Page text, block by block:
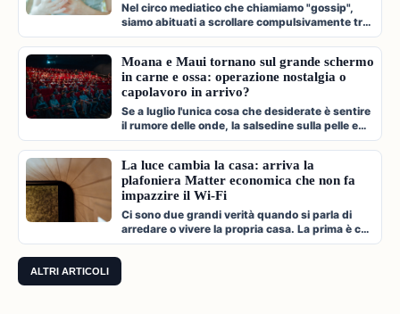
Nel circo mediatico che chiamiamo "gossip",
siamo abituati a scrollare compulsivamente tra
paparazzate fugaci, divorzi a…
Moana e Maui tornano sul grande schermo
in carne e ossa: operazione nostalgia o
capolavoro in arrivo?
Se a luglio l'unica cosa che desiderate è sentire
il rumore delle onde, la salsedine sulla pelle e
cantare a squarciagol…
La luce cambia la casa: arriva la
plafoniera Matter economica che non fa
impazzire il Wi-Fi
Ci sono due grandi verità quando si parla di
arredare o vivere la propria casa. La prima è che
l'illuminazione è l'archi…
ALTRI ARTICOLI